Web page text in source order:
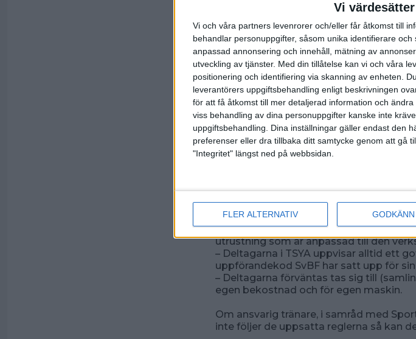
Vi
Vi och våra partners levenrorer och/eller får åtkomst till
behandlar personuppgifter, såsom unika identifierare
anpassad annonsering och innehåll, mätning av
utveckling av tjänster. Med din tillåtelse kan vi och våra
positionering och identifiering via skanning av enheten.
leverantörers uppgiftsbehandling enligt beskrivningen
för att få åtkomst till mer detaljerad information och
viss behandling av dina personuppgifter kanske inte
uppgiftsbehandling. Dina inställningar gäller endast den
preferenser eller dra tillbaka ditt samtycke genom att gå
"Integritet" längst ned på webbsidan.
FLER ALTERNATIV
– Spelaren ska inneha Svenska
– Spelaren ska delta i sin klubbs
utanför hemmadistriktets gränser).
Tour är obligatoriska tävlingar.
– TSYA ses som en bruttotrupp till
deltagande är bindande och därmed
obligatorisk närvaro. Frånvaro behöver
kan man förlora sin plats i TSYA.
– Undantag för läger och tävlingar kan
tävling eller mästerskap i samråd med
– Spelaren ska bedriva en strukturerad
tester kommer att genomföras.
– Alkohol eller droger får inte nyttjas
tävlingar.
– Deltagarna respekterar de
utrustning som är anpassad till den
– Deltagarna i TSYA uppvisar alltid ett
uppförandekod SvBF har satt upp för
– Deltagarna förväntas tas sig till
egen bekostnad och för egen maskin.
Om ansvarig tränare, i samråd med
inte följer de uppsatta reglerna så kan